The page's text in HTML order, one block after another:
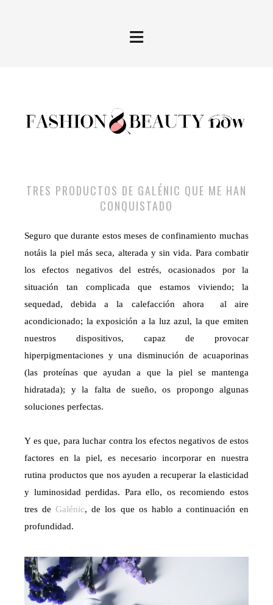
≡
TRES PRODUCTOS DE GALÉNIC QUE ME HAN
CONQUISTADO
Seguro que durante estos meses de confinamiento muchas
notáis la piel más seca, alterada y sin vida. Para combatir
los efectos negativos del estrés, ocasionados por la
situación tan complicada que estamos viviendo; la
sequedad, debida a la calefacción ahora al aire
acondicionado; la exposición a la luz azul, la que emiten
nuestros dispositivos, capaz de provocar
hiperpigmentaciones y una disminución de acuaporinas
(las proteínas que ayudan a que la piel se mantenga
hidratada); y la falta de sueño, os propongo algunas
soluciones perfectas.
Y es que, para luchar contra los efectos negativos de estos
factores en la piel, es necesario incorporar en nuestra
rutina productos que nos ayuden a recuperar la elasticidad
y luminosidad perdidas. Para ello, os recomiendo estos
tres deGalénic, de los que os hablo a continuación en
profundidad.